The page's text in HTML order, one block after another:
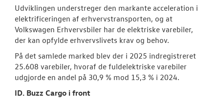
Udviklingen understreger den markante acceleration i
elektrificeringen af erhvervstransporten, og at
Volkswagen Erhvervsbiler har de elektriske varebiler,
der kan opfylde erhvervslivets krav og behov.
På det samlede marked blev der i 2025 indregistreret
25.608 varebiler, hvoraf de fuldelektriske varebiler
udgjorde en andel på 30,9 % mod 15,3 % i 2024.
ID. Buzz Cargo i front